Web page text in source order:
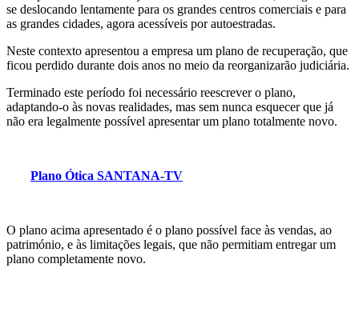
se deslocando lentamente para os grandes centros comerciais e para
as grandes cidades, agora acessíveis por autoestradas.
Neste contexto apresentou a empresa um plano de recuperação, que
ficou perdido durante dois anos no meio da reorganizarão judiciária.
Terminado este período foi necessário reescrever o plano,
adaptando-o às novas realidades, mas sem nunca esquecer que já
não era legalmente possível apresentar um plano totalmente novo.
Plano Ótica SANTANA-TV
O plano acima apresentado é o plano possível face às vendas, ao
património, e às limitações legais, que não permitiam entregar um
plano completamente novo.